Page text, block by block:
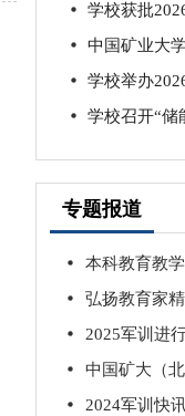
学校获批
中国矿业大
学校举办
学校召开“储
专题报道
本科教育教
弘扬教育家
2025军训进
中国矿大（
2024军训快